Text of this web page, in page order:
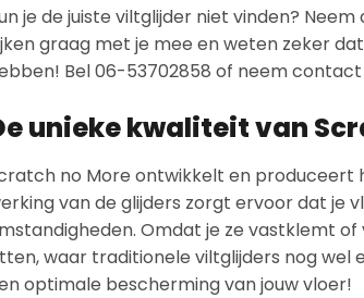
je de juiste viltglijder niet vinden?
graag met je mee en weten zeker
Bel 06-53702858 of neem
unieke kwaliteit van
no More ontwikkelt en produceert
van de glijders zorgt ervoor dat je
Omdat je ze vastklemt
waar traditionele viltglijders nog wel
optimale bescherming van jouw vloer!